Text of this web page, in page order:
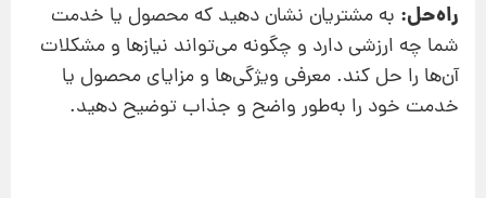
راه‌حل: به مشتریان نشان دهید که محصول یا خدمت
شما چه ارزشی دارد و چگونه می‌تواند نیازها و مشکلات
آن‌ها را حل کند. معرفی ویژگی‌ها و مزایای محصول یا
خدمت خود را به‌طور واضح و جذاب توضیح دهید.